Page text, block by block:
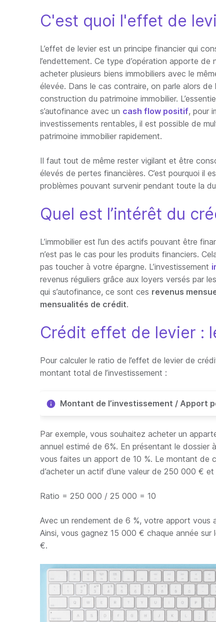
C'est quoi l'effet de
L’effet de levier est un principe financier qui
l’endettement. Ce type d’opération apporte
acheter plusieurs biens immobiliers avec le
élevée. Dans le cas contraire, on parle alors
construction du patrimoine immobilier.
s’autofinance avec un cash flow positif, pour
investissements rentables, il est possible de
patrimoine immobilier rapidement.
Il faut tout de même rester vigilant et être
élevés de pertes financières. C’est pourquoi il
problèmes pouvant survenir pendant toute la
Quel est l’intérêt du
L’immobilier est l’un des actifs pouvant être
n’est pas le cas pour les produits financiers.
pas toucher à votre épargne. L’investissement
revenus réguliers grâce aux loyers versés par
qui s’autofinance, ce sont ces revenus
mensualités de crédit.
Crédit effet de levier :
Pour calculer le ratio de l’effet de levier de
montant total de l’investissement :
Montant de l’investissement / Apport
Par exemple, vous souhaitez acheter un
annuel estimé de 6%. En présentant le
vous faites un apport de 10 %. Le montant
d’acheter un actif d’une valeur de 250 000 €
Ratio = 250 000 / 25 000 = 10
Avec un rendement de 6 %, votre apport vous
Ainsi, vous gagnez 15 000 € chaque année
€.